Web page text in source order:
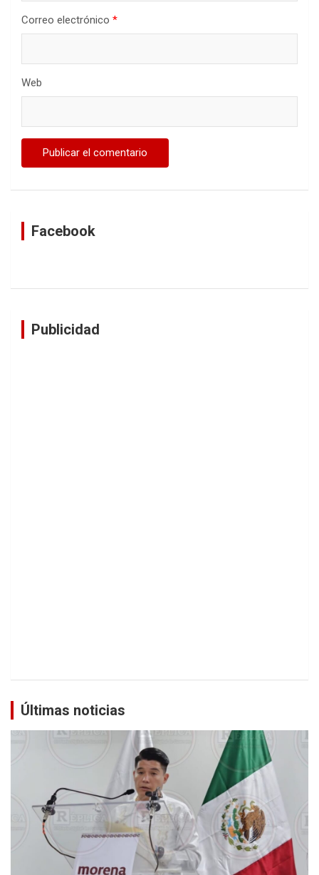
Correo electrónico *
Web
Facebook
Publicidad
Últimas noticias